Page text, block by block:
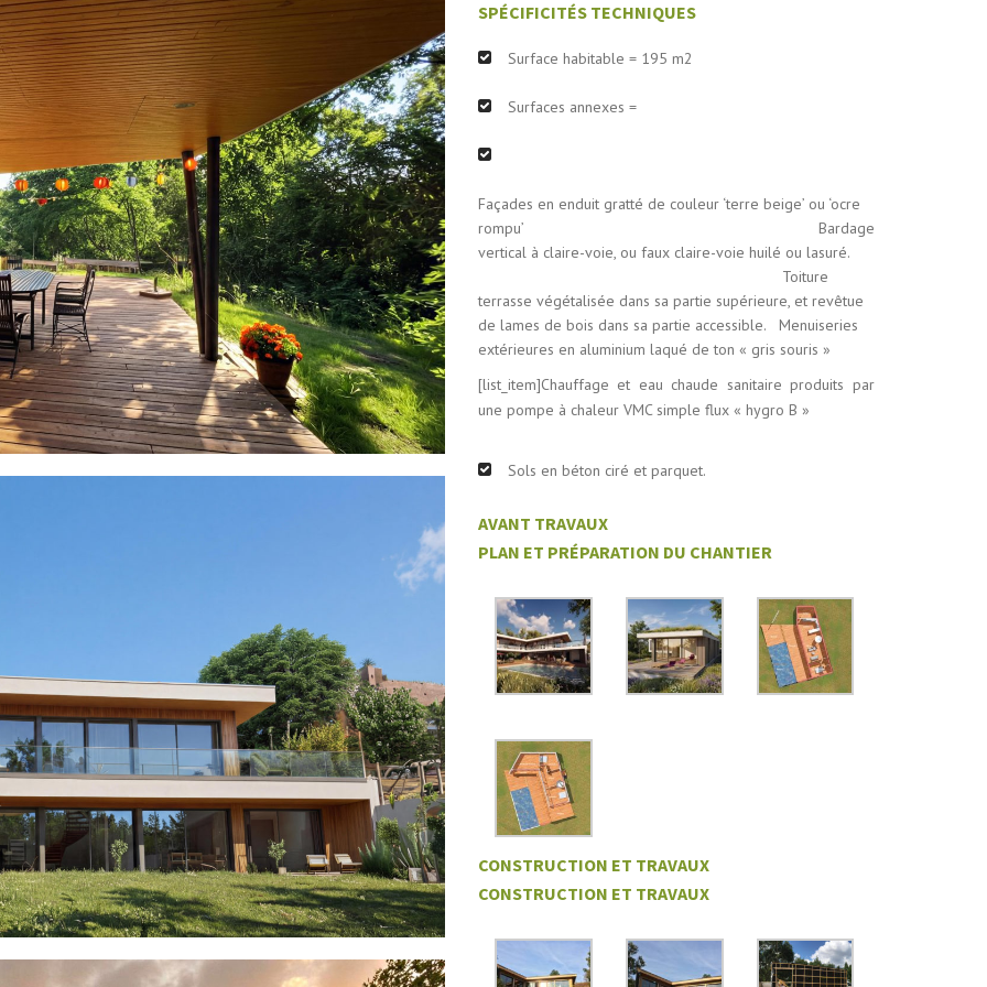
SPÉCIFICITÉS TECHNIQUES
Surface habitable = 195 m2
Surfaces annexes =
Façades en enduit gratté de couleur ‘terre beige’ ou ‘ocre
rompu’ Bardage
vertical à claire-voie, ou faux claire-voie huilé ou lasuré.
Toiture
terrasse végétalisée dans sa partie supérieure, et revêtue
de lames de bois dans sa partie accessible. Menuiseries
extérieures en aluminium laqué de ton « gris souris »
[list_item]Chauffage et eau chaude sanitaire produits par
une pompe à chaleur VMC simple flux « hygro B »
Sols en béton ciré et parquet.
AVANT TRAVAUX
PLAN ET PRÉPARATION DU CHANTIER
CONSTRUCTION ET TRAVAUX
CONSTRUCTION ET TRAVAUX